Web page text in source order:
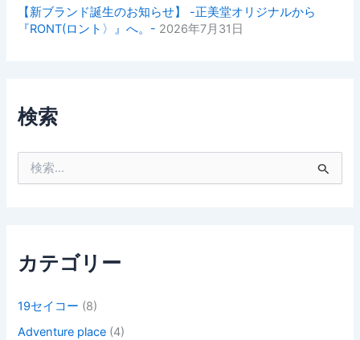
【新ブランド誕生のお知らせ】 -正美堂オリジナルから
『RONT(ロント〉』へ。- 2026年7月31日
検索
カテゴリー
19セイコー (8)
Adventure place (4)